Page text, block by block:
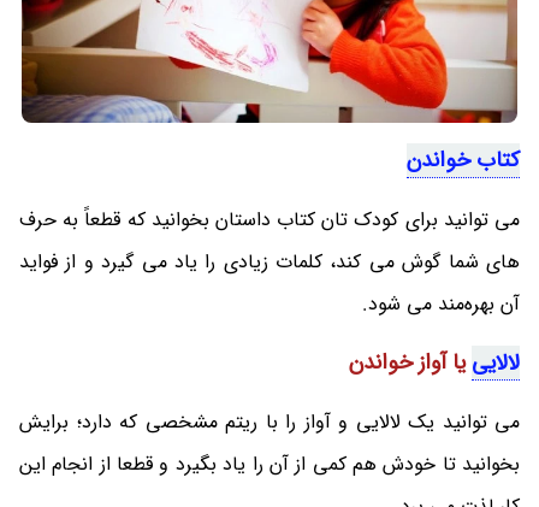
کتاب خواندن
می توانید برای کودک تان کتاب داستان بخوانید که قطعاً به حرف‌
های شما گوش می کند، کلمات زیادی را یاد می‌ گیرد و از فواید
آن بهره‌مند می شود.
لالایییا آواز خواندن
می‌ توانید یک لالایی و آواز را با ریتم مشخصی که دارد؛ برایش
بخوانید تا خودش هم کمی از آن را یاد بگیرد و قطعا از انجام این